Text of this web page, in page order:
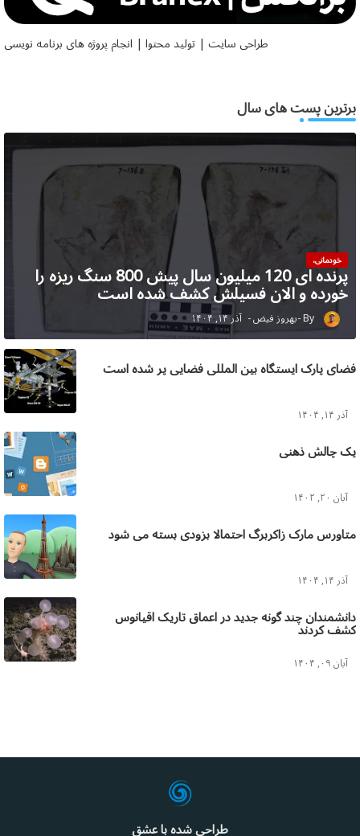
طراحی سایت | تولید محتوا | انجام پروژه های برنامه نویسی
برترین پست های سال
خودمانی، پرنده ای 120 میلیون سال پیش 800 سنگ ریزه را
خورده و الان فسیلش کشف شده است
بهروز فیض آذر ۱۴, ۱۴۰۴
فضای پارک ایستگاه بین المللی فضایی پر شده است
آذر ۱۴, ۱۴۰۴
یک چالش ذهنی
آبان ۲۰, ۱۴۰۲
متاورس مارک زاکربرگ احتمالا بزودی بسته می شود
آذر ۱۴, ۱۴۰۴
دانشمندان چند گونه جدید در اعماق تاریک اقیانوس
کشف کردند
آبان ۰۹, ۱۴۰۴
طراحی شده با عشق